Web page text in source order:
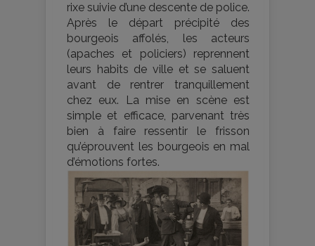
rixe suivie d’une descente de police.
Après le départ précipité des
bourgeois affolés, les acteurs
(apaches et policiers) reprennent
leurs habits de ville et se saluent
avant de rentrer tranquillement
chez eux. La mise en scène est
simple et efficace, parvenant très
bien à faire ressentir le frisson
qu’éprouvent les bourgeois en mal
d’émotions fortes.